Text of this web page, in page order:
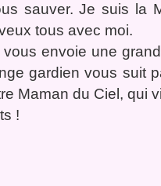
sauver. Je suis la
tous avec moi.
envoie une
gardien vous suit
Maman du Ciel, qui
!